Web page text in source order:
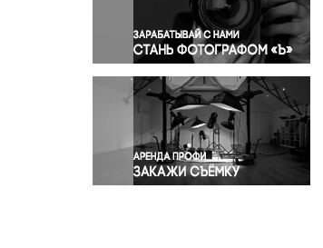
Правосудие
Происшествия и конфликты
Религия
Светская жизнь
Спорт
Экология
Экономика и бизнес